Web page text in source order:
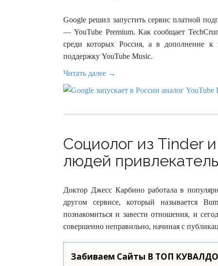
Google решил запустить сервис платной
— YouTube Premium. Как сообщает
среди которых Россия, а в дополнение к
поддержку YouTube Music.
Читать далее →
Социолог из Tinder
людей
Доктор Джесс Карбино работала в
другом сервисе, который называется
познакомиться и завести отношения, и
совершенно неправильно, начиная с
Забиваем Сайты В ТОП